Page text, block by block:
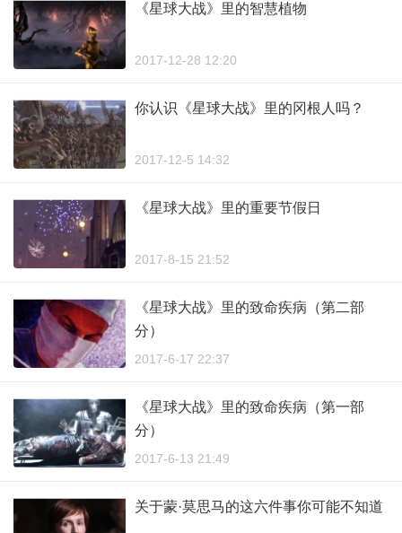
《星球大战》里的智慧植物
2017-12-28 12:20
你认识《星球大战》里的冈根人吗？
2017-12-5 14:32
《星球大战》里的重要节假日
2017-8-15 21:52
《星球大战》里的致命疾病（第二部
分）
2017-6-17 22:37
《星球大战》里的致命疾病（第一部
分）
2017-6-13 21:49
关于蒙·莫思马的这六件事你可能不知道